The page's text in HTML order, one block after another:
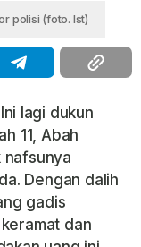
polisi (foto. Ist)
lagi dukun
11, Abah
nafsunya
Dengan dalih
gadis
dan